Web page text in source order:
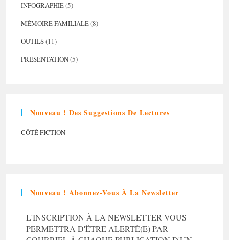
INFOGRAPHIE(5)
MÉMOIRE FAMILIALE(8)
OUTILS(11)
PRÉSENTATION(5)
Nouveau ! Des Suggestions De Lectures
CÔTÉ FICTION
Nouveau ! Abonnez-Vous À La Newsletter
L'INSCRIPTION À LA NEWSLETTER VOUS
PERMETTRA D'ÊTRE ALERTÉ(E) PAR